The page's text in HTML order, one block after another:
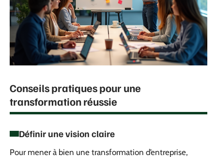
Conseils pratiques pour une
transformation réussie
Définir une vision claire
Pour mener à bien une transformation d’entreprise,